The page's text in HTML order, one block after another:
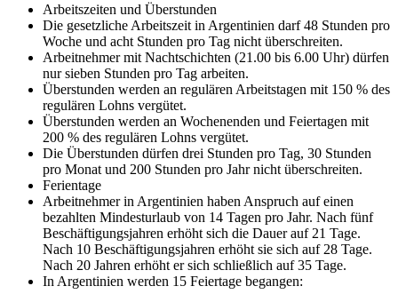
Arbeitszeiten und Überstunden
Die gesetzliche Arbeitszeit in Argentinien darf 48 Stunden pro
Woche und acht Stunden pro Tag nicht überschreiten.
Arbeitnehmer mit Nachtschichten (21.00 bis 6.00 Uhr) dürfen
nur sieben Stunden pro Tag arbeiten.
Überstunden werden an regulären Arbeitstagen mit 150 % des
regulären Lohns vergütet.
Überstunden werden an Wochenenden und Feiertagen mit
200 % des regulären Lohns vergütet.
Die Überstunden dürfen drei Stunden pro Tag, 30 Stunden
pro Monat und 200 Stunden pro Jahr nicht überschreiten.
Ferientage
Arbeitnehmer in Argentinien haben Anspruch auf einen
bezahlten Mindesturlaub von 14 Tagen pro Jahr. Nach fünf
Beschäftigungsjahren erhöht sich die Dauer auf 21 Tage.
Nach 10 Beschäftigungsjahren erhöht sie sich auf 28 Tage.
Nach 20 Jahren erhöht er sich schließlich auf 35 Tage.
In Argentinien werden 15 Feiertage begangen: